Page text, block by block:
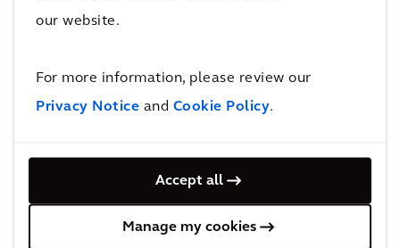
our website.
For more information, please review our
Privacy Notice and Cookie Policy.
Accept all
Manage my cookies
per i nostri clienti. Grazie alle nostre capacità
cogliere opportunità entusiasmanti per il
nostro settore, creare soluzioni mirate a
migliorare la qualità della vita delle
generazioni future.